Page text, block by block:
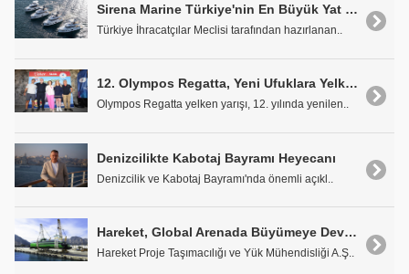
Sirena Marine Türkiye'nin En Büyük Yat İhracatçısı Olarak Büyümesini Sürdürüyor
Türkiye İhracatçılar Meclisi tarafından hazırlanan..
12. Olympos Regatta, Yeni Ufuklara Yelken Açıyor
Olympos Regatta yelken yarışı, 12. yılında yenilen..
Denizcilikte Kabotaj Bayramı Heyecanı
Denizcilik ve Kabotaj Bayramı'nda önemli açıkl..
Hareket, Global Arenada Büyümeye Devam Ediyor
Hareket Proje Taşımacılığı ve Yük Mühendisliği A.Ş..